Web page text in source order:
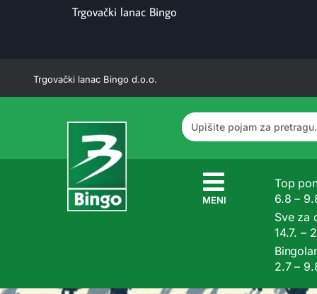
Trgovački lanac Bingo
Trgovački lanac Bingo d.o.o.
MENI
Top
6.8 –
Sve za
14.7. –
2.7 –